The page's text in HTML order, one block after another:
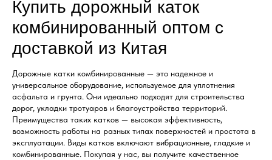
Купить дорожный каток
комбинированный оптом с
доставкой из Китая
Дорожные катки комбинированные — это надежное и
универсальное оборудование, используемое для уплотнения
асфальта и грунта. Они идеально подходят для строительства
дорог, укладки тротуаров и благоустройства территорий.
Преимущества таких катков — высокая эффективность,
возможность работы на разных типах поверхностей и простота в
эксплуатации. Виды катков включают вибрационные, гладкие и
комбинированные. Покупая у нас, вы получите качественное